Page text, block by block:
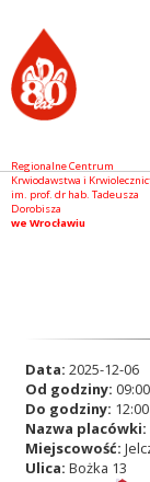
Regionalne Centrum
Krwiodawstwa i
im. prof. dr hab. Tadeusza
Dorobisza
we Wrocławiu
RCKiK
Data: 2025-12-06
Od godziny: 09:00
Do godziny: 12:00
Nazwa placówki:
Miejscowość:
Ulica: Bożka 13